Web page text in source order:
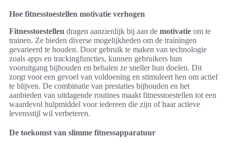
Hoe fitnesstoestellen motivatie verhogen
Fitnesstoestellen dragen aanzienlijk bij aan de motivatie om te
trainen. Ze bieden diverse mogelijkheden om de trainingen
gevarieerd te houden. Door gebruik te maken van technologie
zoals apps en trackingfuncties, kunnen gebruikers hun
vooruitgang bijhouden en behalen ze sneller hun doelen. Dit
zorgt voor een gevoel van voldoening en stimuleert hen om actief
te blijven. De combinatie van prestaties bijhouden en het
aanbieden van uitdagende routines maakt fitnesstoestellen tot een
waardevol hulpmiddel voor iedereen die zijn of haar actieve
levensstijl wil verbeteren.
De toekomst van slimme fitnessapparatuur